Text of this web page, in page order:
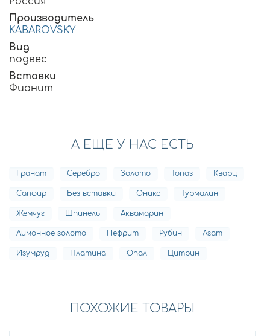
Производитель
KABAROVSKY
Вид
подвес
Вставки
Фианит
А ЕЩЕ У НАС ЕСТЬ
Гранат Серебро Золото Топаз Кварц
Сапфир Без вставки Оникс Турмалин
Жемчуг Шпинель Аквамарин
Лимонное золото Нефрит Рубин Агат
Изумруд Платина Опал Цитрин
ПОХОЖИЕ ТОВАРЫ